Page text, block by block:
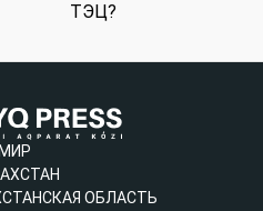
ТЭЦ?
МИР
ОБЛАСТЬ